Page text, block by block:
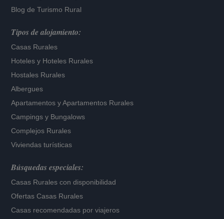
Blog de Turismo Rural
Tipos de alojamiento:
Casas Rurales
Hoteles y Hoteles Rurales
Hostales Rurales
Albergues
Apartamentos yApartamentos Rurales
Campings y Bungalows
Complejos Rurales
Viviendas turísticas
Búsquedas especiales:
Casas Rurales con disponibilidad
Ofertas Casas Rurales
Casas recomendadas por viajeros